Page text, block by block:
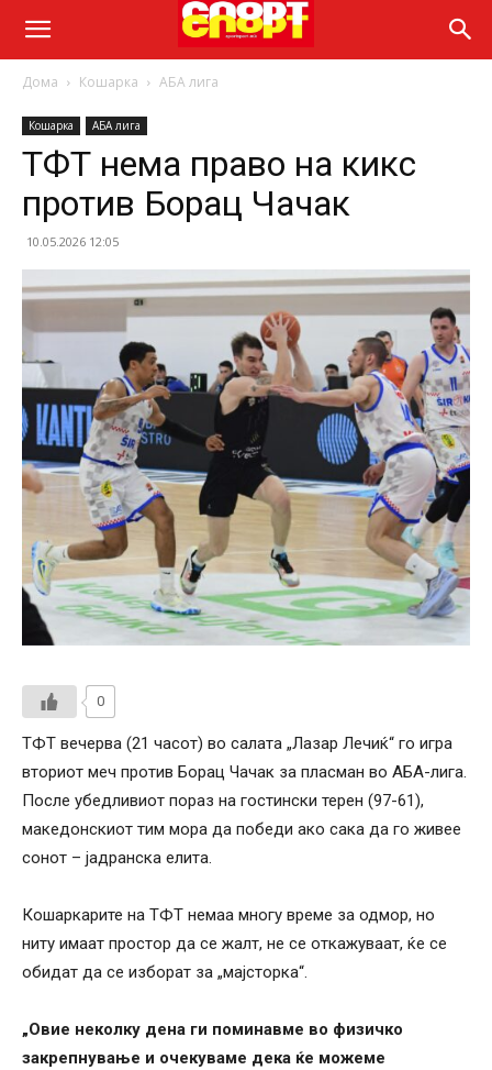
Дома Кошарка АБА лига
Кошарка АБА лига
ТФТ нема право на кикс
против Борац Чачак
10.05.2026 12:05
0
ТФТ вечерва (21 часот) во салата „Лазар Лечиќ“ го игра
вториот меч против Борац Чачак за пласман во АБА-лига.
После убедливиот пораз на гостински терен (97-61),
македонскиот тим мора да победи ако сака да го живее
сонот – јадранска елита.
Кошаркарите на ТФТ немаа многу време за одмор, но
ниту имаат простор да се жалт, не се откажуваат, ќе се
обидат да се изборат за „мајсторка“.
„Овие неколку дена ги поминавме во физичко
закрепнување и очекуваме дека ќе можеме